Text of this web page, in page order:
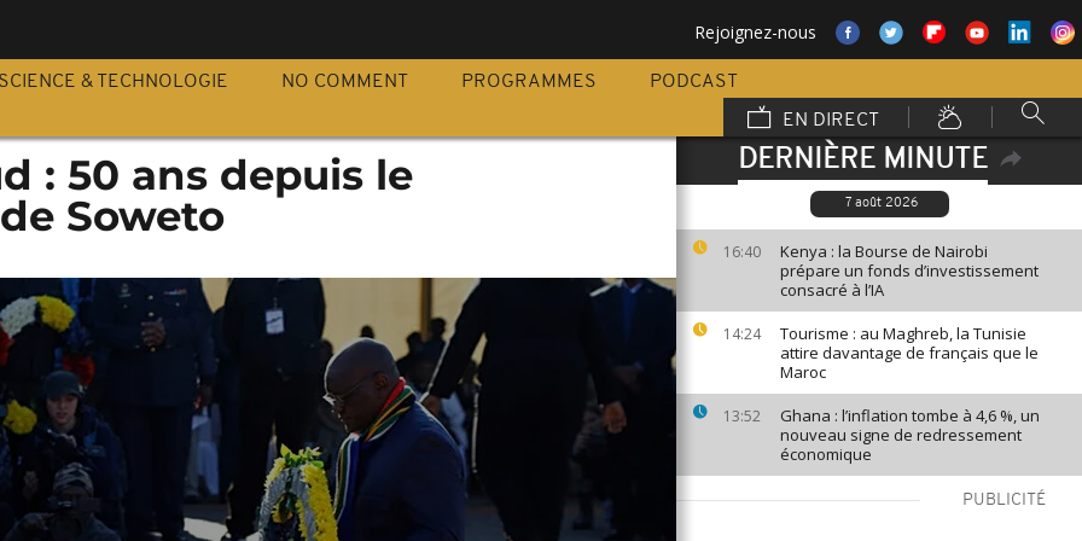
Rejoignez-nous
SCIENCE & TECHNOLOGIE NO COMMENT PROGRAMMES
PODCAST
EN DIRECT
DERNIÈRE MINUTE
7 août 2026
16:40
Kenya : la Bourse de Nairobi
prépare un fonds d’investissement
consacré à l’IA
14:24
Tourisme : au Maghreb, la Tunisie
attire davantage de français que le
Maroc
13:52
Ghana : l’inflation tombe à 4,6 %, un
nouveau signe de redressement
économique
PUBLICITÉ
: 50 ans depuis le
Soweto